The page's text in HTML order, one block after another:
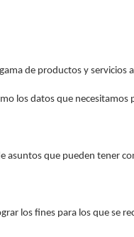
de productos y servicios
los datos que
que pueden tener
los fines para los que se